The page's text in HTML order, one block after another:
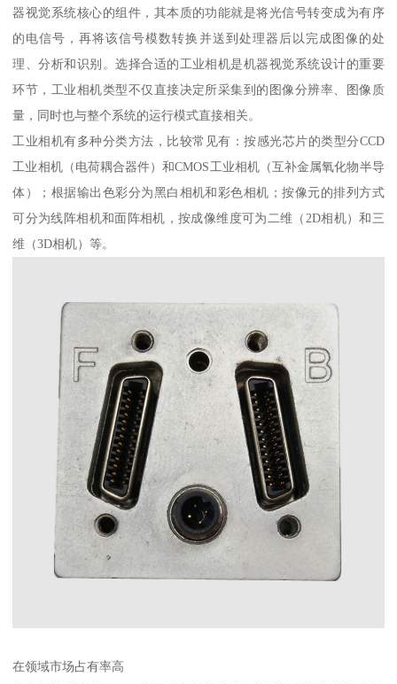
器视觉系统核心的组件，其本质的功能就是将光信号转变成为有序
的电信号，再将该信号模数转换并送到处理器后以完成图像的处
理、分析和识别。选择合适的工业相机是机器视觉系统设计的重要
环节，工业相机类型不仅直接决定所采集到的图像分辨率、图像质
量，同时也与整个系统的运行模式直接相关。
工业相机有多种分类方法，比较常见有：按感光芯片的类型分CCD
工业相机（电荷耦合器件）和CMOS工业相机（互补金属氧化物半导
体）；根据输出色彩分为黑白相机和彩色相机；按像元的排列方式
可分为线阵相机和面阵相机，按成像维度可为二维（2D相机）和三
维（3D相机）等。
在领域市场占有率高